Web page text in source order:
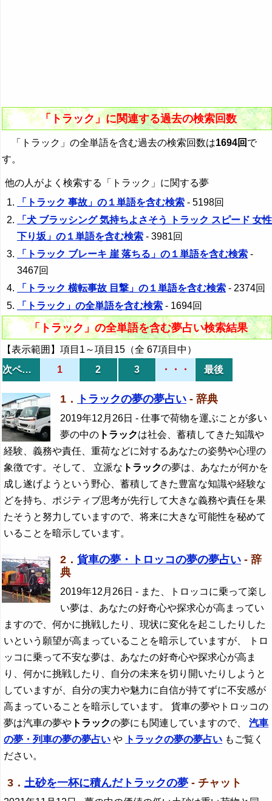
「トラック」に関連する過去の検索回数
「トラック」の全単語を含む過去の検索回数は1694回 で
す。
他の人がよく検索する「トラック」に関する夢
「トラック 事故」の１単語を含む検索 - 5198回
「犬 ブラッシング 気持ちよさそう トラック スピード 女性
下り坂」の１単語を含む検索 - 3981回
「トラック ブレーキ 崖 落ちる」の１単語を含む検索 -
3467回
「トラック 横転事故 目撃」の１単語を含む検索 - 2374回
「トラック」の全単語を含む検索 - 1694回
「トラック」の全単語を含む夢占い検索結果
【表示範囲】項目1～項目15（全 67項目中）
次ページ
1 2 3 ・・・ 最後
1． トラックの夢の夢占い - 辞典
2019年12月26日 - 仕事で荷物を運ぶことが多い
夢の中の トラックは社会、蓄積してきた知識や
経験、義務や責任、重荷などに対するあなたの姿勢や心理の
象徴です。そして、 立派な トラックの夢は、あなたが何かを
成し遂げようという野心、蓄積してきた豊富な知識や経験な
どを持ち、ポジティブ思考が先行して大きな義務や責任を果
たそうと努力していますので、将来に大きな可能性を秘めて
いることを暗示しています。
2． 貨車の夢・トロッコの夢の夢占い - 辞
典
2019年12月26日 - また、トロッコに乗って楽し
い夢は、あなたの好奇心や探求心が高まってい
ますので、何かに挑戦したり、現状に変化を起こしたりした
いという願望が高まっていることを暗示していますが、 トロ
ッコに乗って不安な夢は、あなたの好奇心や探求心が高ま
り、何かに挑戦したり、自分の未来を切り開いたりしようと
していますが、自分の実力や魅力に自信が持てずに不安感が
高まっていることを暗示しています。 貨車の夢やトロッコの
夢は汽車の夢や トラックの夢にも関連していますので、汽車
の夢・列車の夢の夢占い や トラックの夢の夢占い もご覧く
ださい。
3． 土砂を一杯に積んだトラックの夢- チャット